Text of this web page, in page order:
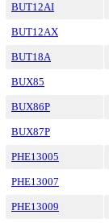
BUT12AI
BUT12AX
BUT18A
BUX85
BUX86P
BUX87P
PHE13005
PHE13007
PHE13009